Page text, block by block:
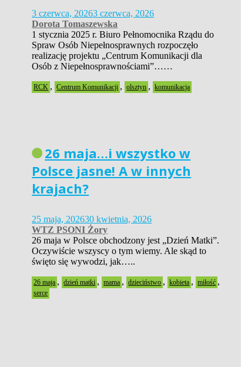
3 czerwca, 20263 czerwca, 2026
Dorota Tomaszewska
1 stycznia 2025 r. Biuro Pełnomocnika Rządu do
Spraw Osób Niepełnosprawnych rozpoczęło
realizację projektu „Centrum Komunikacji dla
Osób z Niepełnosprawnościami”……
RCK , Centrum Komunikacji , olsztyn , komunikacja
26 maja…i wszystko w
Polsce jasne! A w innych
krajach?
25 maja, 202630 kwietnia, 2026
WTZ PSONI Żory
26 maja w Polsce obchodzony jest „Dzień Matki”.
Oczywiście wszyscy o tym wiemy. Ale skąd to
święto się wywodzi, jak…..
26 maja , dzień matki , mama , dzieciństwo , kobieta , miłość ,
serce